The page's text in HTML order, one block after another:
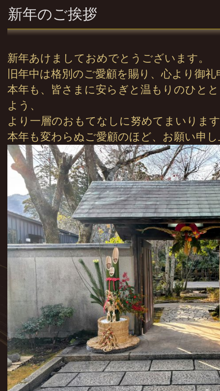
新年のご挨拶
新年あけましておめでとうございます。
旧年中は格別のご愛顧を賜り、心より御
本年も、皆さまに安らぎと温もりのひと
よう、
より一層のおもてなしに努めてまいりま
本年も変わらぬご愛顧のほど、お願い申